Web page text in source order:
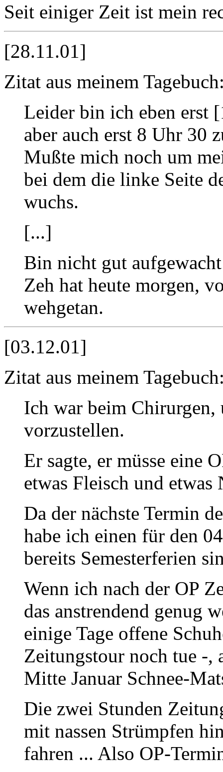
Seit einiger Zeit ist mein
[28.11.01]
Zitat aus meinem
Leider bin ich eben erst
aber auch erst 8 Uhr 30
Mußte mich noch um
bei dem die linke Seite
wuchs.
[...]
Bin nicht gut
Zeh hat heute morgen,
wehgetan.
[03.12.01]
Zitat aus meinem
Ich war beim Chirurgen,
vorzustellen.
Er sagte, er müsse eine
etwas Fleisch und etwas
Da der nächste Termin
habe ich einen für den
bereits Semesterferien
Wenn ich nach der OP
das anstrendend genug
einige Tage offene
Zeitungstour noch tue -,
Mitte Januar Schnee-
Die zwei Stunden
mit nassen Strümpfen
fahren ... Also OP-